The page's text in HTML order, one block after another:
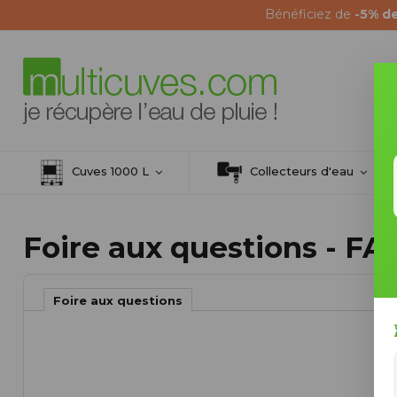
Bénéficiez de -5%
Cuves 1000 L Collecteurs d'eau
Foire aux questions -
Foire aux questions